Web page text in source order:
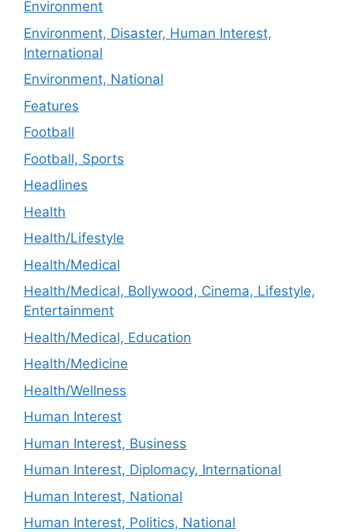
Environment
Environment, Disaster, Human Interest,
International
Environment, National
Features
Football
Football, Sports
Headlines
Health
Health/Lifestyle
Health/Medical
Health/Medical, Bollywood, Cinema, Lifestyle,
Entertainment
Health/Medical, Education
Health/Medicine
Health/Wellness
Human Interest
Human Interest, Business
Human Interest, Diplomacy, International
Human Interest, National
Human Interest, Politics, National